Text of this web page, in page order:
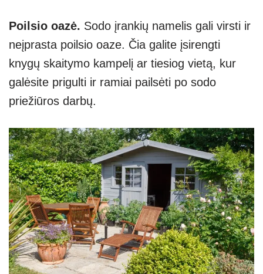
Poilsio oazė. Sodo įrankių namelis gali virsti ir
neįprasta poilsio oaze. Čia galite įsirengti
knygų skaitymo kampelį ar tiesiog vietą, kur
galėsite prigulti ir ramiai pailsėti po sodo
priežiūros darbų.